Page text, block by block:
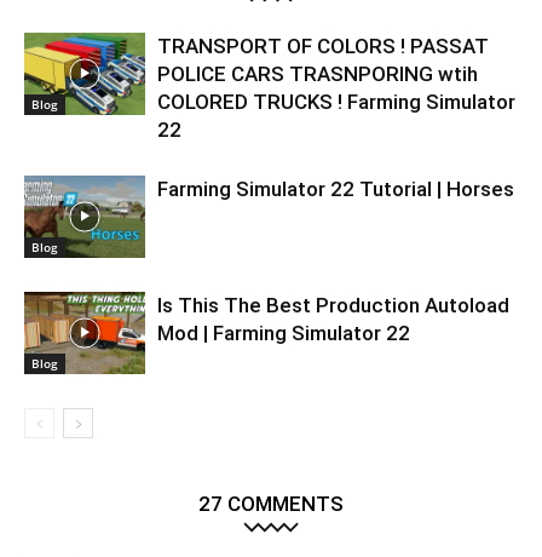
Blog
TRANSPORT OF COLORS ! PASSAT
POLICE CARS TRASNPORING wtih
COLORED TRUCKS ! Farming Simulator
22
Blog
Farming Simulator 22 Tutorial | Horses
Blog
Is This The Best Production Autoload
Mod | Farming Simulator 22
27 COMMENTS